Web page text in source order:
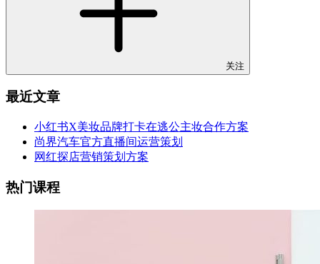
关注
最近文章
小红书X美妆品牌打卡在逃公主妆合作方案
尚界汽车官方直播间运营策划
网红探店营销策划方案
热门课程